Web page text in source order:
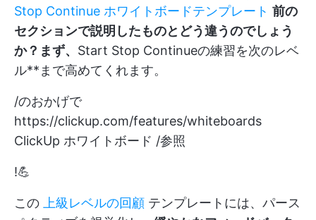
Stop Continue ホワイトボードテンプレート 前の
セクションで説明したものとどう違うのでしょう
か？まず、 Start Stop Continueの練習を次のレベ
ル**まで高めてくれます。
/のおかげで
https://clickup.com/features/whiteboards
ClickUp ホワイトボード /参照
!💪
この 上級レベルの回顧 テンプレートには、パース